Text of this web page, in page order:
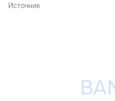
Источник